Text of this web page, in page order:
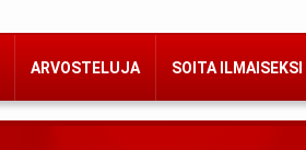
ARVOSTELUJA SOITA ILMAISEKSI